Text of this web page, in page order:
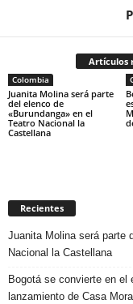
Artículos
Colombia
Juanita Molina será parte
del elenco de
«Burundanga» en el
Teatro Nacional la
Castellana
Recientes
Juanita Molina será parte
Nacional la Castellana
Bogotá se convierte en el
lanzamiento de Casa